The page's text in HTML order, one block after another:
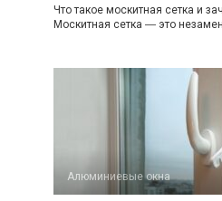
Что такое москитная сетка и
Москитная сетка ― это
Алюминиевые окна